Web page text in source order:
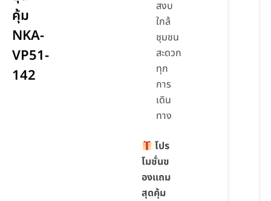
คุ้ม
NKA-
VP51-
142
สงบ
ใกล้
ชุมชน
สะดวก
ทุก
การ
เดิน
ทาง
โปร
โมชั่นข
องแถม
สุดคุ้ม